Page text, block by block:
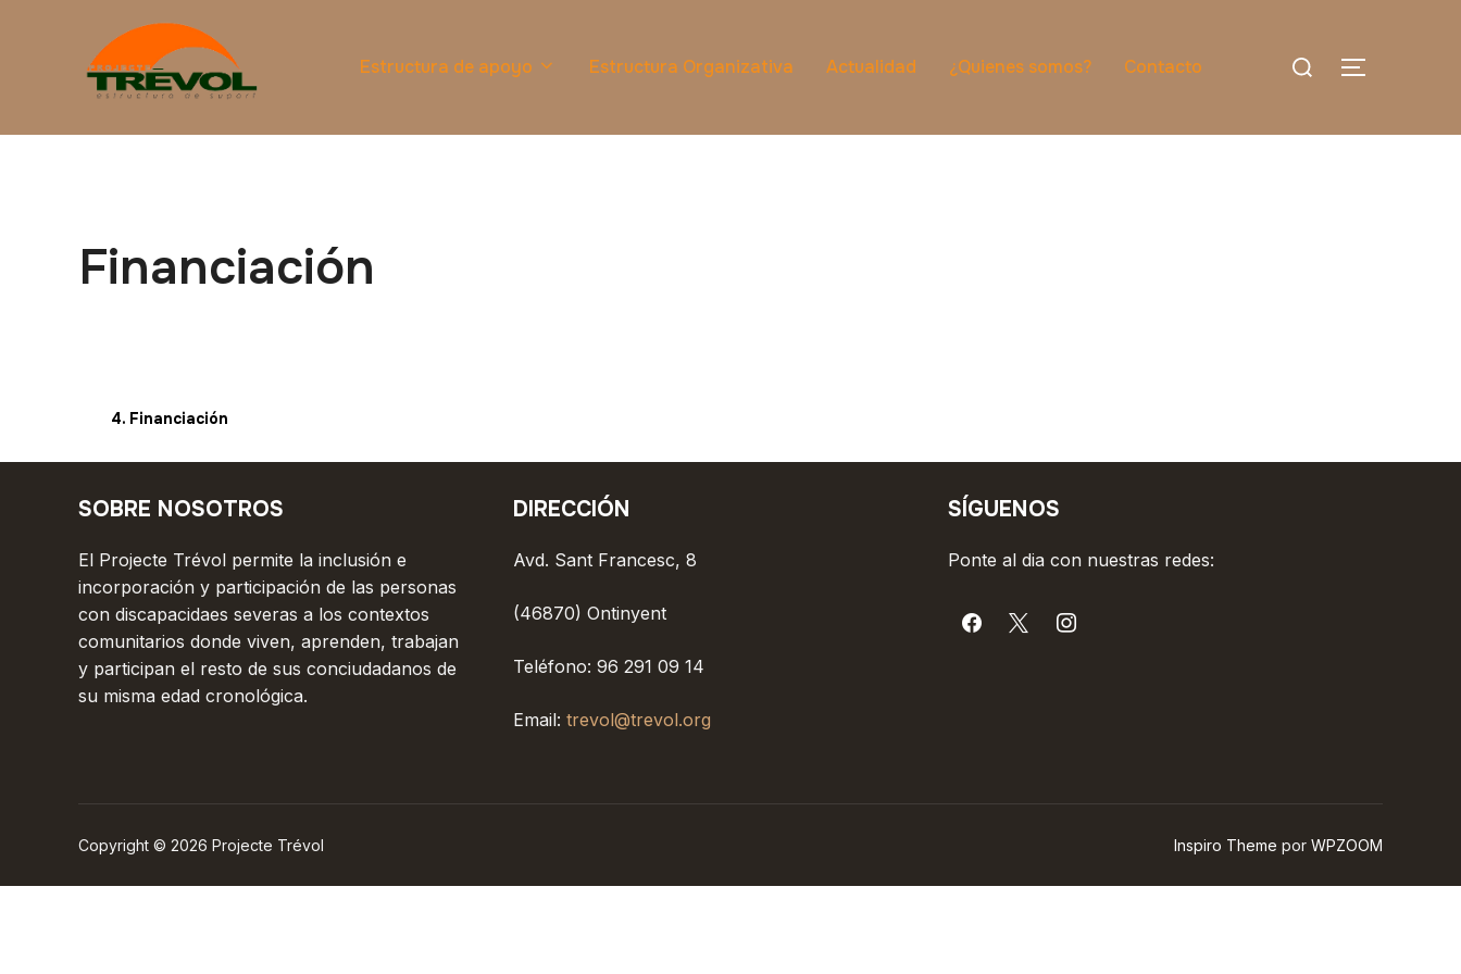
Estructura de apoyo Estructura Organizativa Actualidad ¿Quienes somos? Contacto
Financiación
4. Financiación
SOBRE NOSOTROS
El Projecte Trévol permite la inclusión e
incorporación y participación de las personas
con discapacidaes severas a los contextos
comunitarios donde viven, aprenden, trabajan
y participan el resto de sus conciudadanos de
su misma edad cronológica.
DIRECCIÓN
Avd. Sant Francesc, 8
(46870) Ontinyent
Teléfono: 96 291 09 14
Email: trevol@trevol.org
SÍGUENOS
Ponte al dia con nuestras redes:
Copyright © 2026 Projecte Trévol Inspiro Theme por WPZOOM